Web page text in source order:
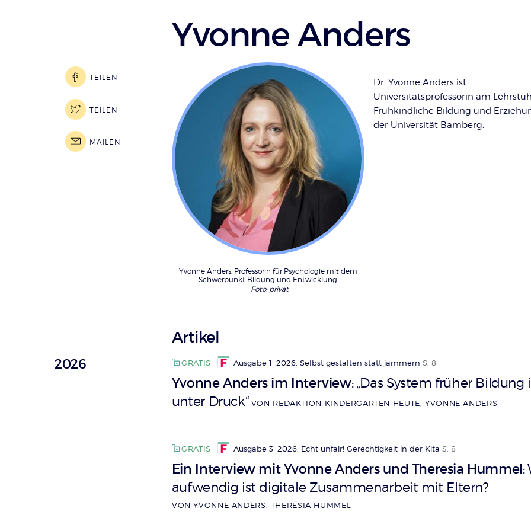
Yvonne Anders
Yvonne Anders, Professorin für Psychologie mit dem
Schwerpunkt Bildung und Entwicklung
Foto: privat
Dr. Yvonne Anders ist
Universitätsprofessorin am
Frühkindliche Bildung und
der Universität Bamberg.
TEILEN
TEILEN
MAILEN
Artikel
2026 GRATIS Ausgabe 1_2026: Selbst gestalten statt jammern S. 8
Yvonne Anders im Interview: „Das System früher Bildung
unter Druck“ VON REDAKTION KINDERGARTEN HEUTE, YVONNE ANDERS
GRATIS Ausgabe 3_2026: Echt unfair! Gerechtigkeit in der Kita S. 8
Ein Interview mit Yvonne Anders und Theresia Hummel:
aufwendig ist digitale Zusammenarbeit mit Eltern?
VON YVONNE ANDERS, THERESIA HUMMEL